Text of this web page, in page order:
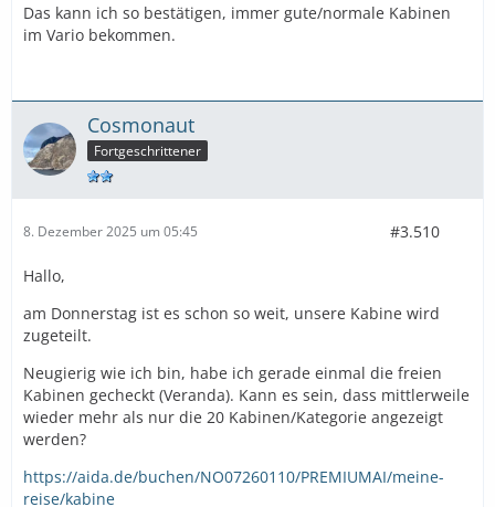
Das kann ich so bestätigen, immer gute/normale Kabinen
im Vario bekommen.
Cosmonaut
Fortgeschrittener
8. Dezember 2025 um 05:45 #3.510
Hallo,
am Donnerstag ist es schon so weit, unsere Kabine wird
zugeteilt.
Neugierig wie ich bin, habe ich gerade einmal die freien
Kabinen gecheckt (Veranda). Kann es sein, dass mittlerweile
wieder mehr als nur die 20 Kabinen/Kategorie angezeigt
werden?
https://aida.de/buchen/NO07260110/PREMIUMAI/meine-
reise/kabine